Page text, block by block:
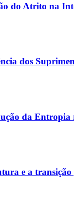
do Atrito na
dos
da Entropia
e a transição